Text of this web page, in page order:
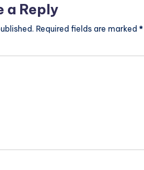
a Reply
Required fields are marked *